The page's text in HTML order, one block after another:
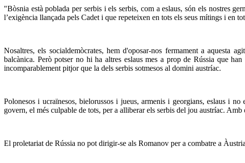
"Bòsnia està poblada per serbis i els serbis, com a eslaus, són els nostres
l’exigència llançada pels Cadet i que repeteixen en tots els seus mítings i en
Nosaltres, els socialdemòcrates, hem d'oposar-nos fermament a aquesta
balcànica. Però potser no hi ha altres eslaus mes a prop de Rússia que
incomparablement pitjor que la dels serbis sotmesos al domini austríac.
Polonesos i ucraïnesos, bielorussos i jueus, armenis i georgians, eslaus i
govern, el més culpable de tots, per a alliberar els serbis del jou austríac.
El proletariat de Rússia no pot dirigir-se als Romanov per a combatre a